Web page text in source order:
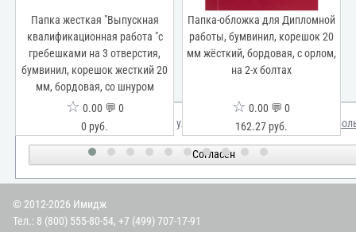
Папка-обложка для Дипломной
работы, бумвинил, корешок 20
мм жёсткий, бордовая, с орлом,
на 2-х болтах
☆ 0.00 💬 0
162.27 руб.
Папка-обложка для Выпускной
квалификационной работы,
бумвинил, корешок 20 мм
жёсткий, красная, с орлом, на 2-х
☆0.00 💬 0
162.27 руб.
Мы используем куки для улучшения вашего опыта. Узнать
Согласен
© 2012-2026 Имидж
Тел.: 8 (800) 555-80-54, +7 (499) 707-17-91